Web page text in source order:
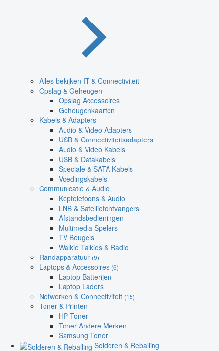
Alles bekijken IT & Connectiviteit
Opslag & Geheugen
Opslag Accessoires
Geheugenkaarten
Kabels & Adapters
Audio & Video Adapters
USB & Connectiviteitsadapters
Audio & Video Kabels
USB & Datakabels
Speciale & SATA Kabels
Voedingskabels
Communicatie & Audio
Koptelefoons & Audio
LNB & Satellietontvangers
Afstandsbedieningen
Multimedia Spelers
TV Beugels
Walkie Talkies & Radio
Randapparatuur (9)
Laptops & Accessoires (6)
Laptop Batterijen
Laptop Laders
Netwerken & Connectiviteit (15)
Toner & Printen
HP Toner
Toner Andere Merken
Samsung Toner
Solderen & Reballing